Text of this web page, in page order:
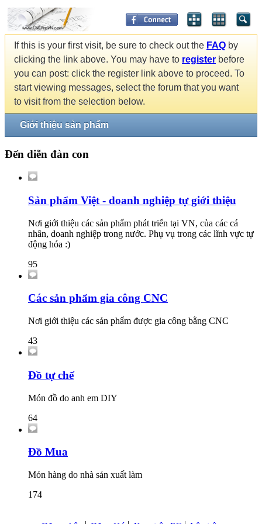
If this is your first visit, be sure to check out the FAQ by
clicking the link above. You may have to register before
you can post: click the register link above to proceed. To
start viewing messages, select the forum that you want
to visit from the selection below.
Giới thiệu sản phẩm
Đến diễn đàn con
Sản phẩm Việt - doanh nghiệp tự giới thiệu
Nơi giới thiệu các sản phẩm phát triển tại VN, của các cá
nhân, doanh nghiệp trong nước. Phụ vụ trong các lĩnh vực tự
động hóa :)
95
Các sản phẩm gia công CNC
Nơi giới thiệu các sản phẩm được gia công bằng CNC
43
Đồ tự chế
Món đồ do anh em DIY
64
Đồ Mua
Món hàng do nhà sản xuất làm
174